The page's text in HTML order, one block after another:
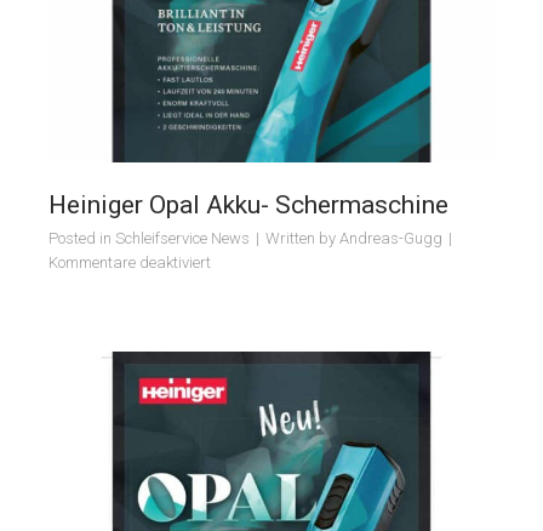
Heiniger Opal Akku- Schermaschine
Posted in Schleifservice News Written by Andreas-Gugg
Kommentare deaktiviert
Schermaschine